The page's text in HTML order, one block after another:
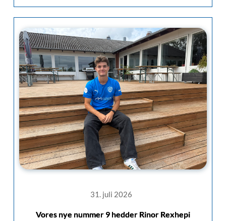
31. juli 2026
Vores nye nummer 9 hedder Rinor Rexhepi